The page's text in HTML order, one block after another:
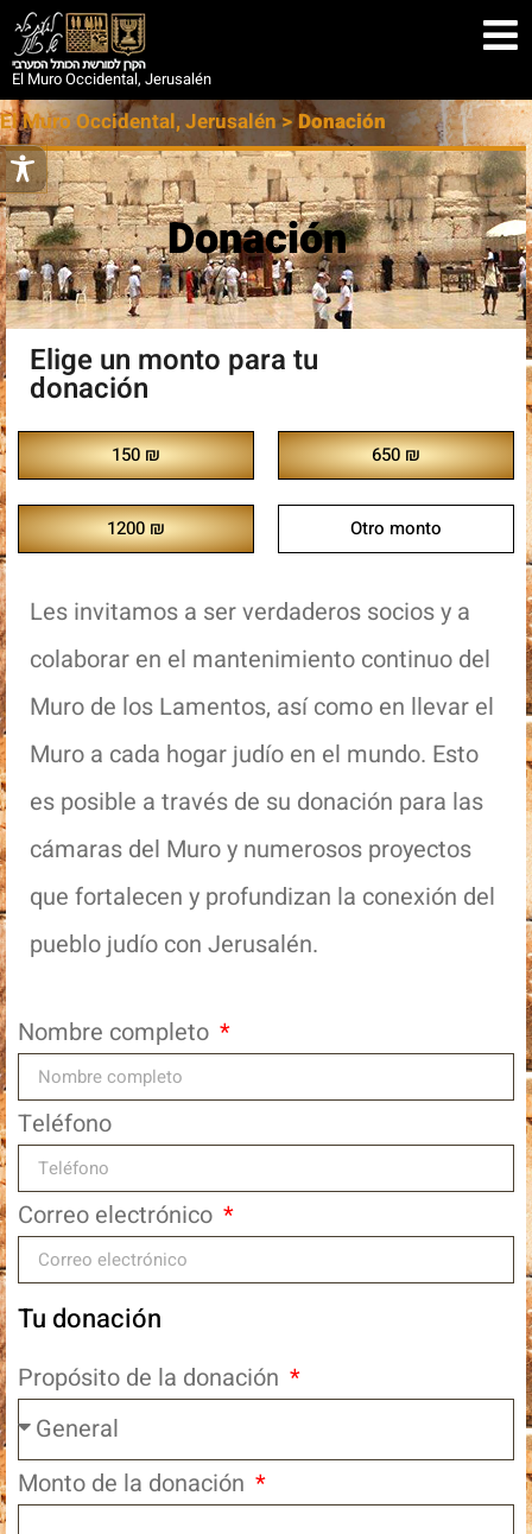
El Muro Occidental, Jerusalén
El Muro Occidental, Jerusalén>Donación
Donación
Elige un monto para tu
donación
150 ₪ 650 ₪
1200 ₪ Otro monto
Les invitamos a ser verdaderos socios y a
colaborar en el mantenimiento continuo del
Muro de los Lamentos, así como en llevar el
Muro a cada hogar judío en el mundo. Esto
es posible a través de su donación para las
cámaras del Muro y numerosos proyectos
que fortalecen y profundizan la conexión del
pueblo judío con Jerusalén.
Nombre completo
Teléfono
Correo electrónico
Tu donación
Propósito de la donación
Monto de la donación